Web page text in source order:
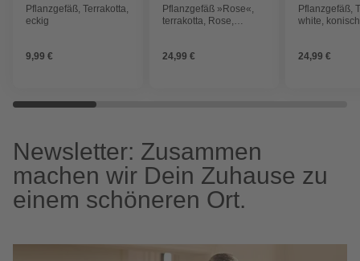
Pflanzgefäß, Terrakotta,
eckig
9,99 €
Pflanzgefäß »Rose«,
terrakotta, Rose,
24,99 €
Pflanzgefäß,
white,
24,99 €
Newsletter: Zusammen
machen wir Dein Zuhause zu
einem schöneren Ort.